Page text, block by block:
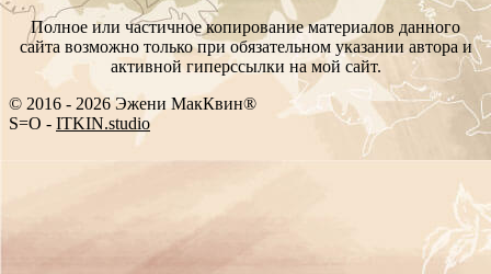
Полное или частичное копирование материалов данного
сайта возможно только при обязательном указании автора и
активной гиперссылки на мой сайт.
© 2016 - 2026 Эжени МакКвин®
SEO -ITKIN.studio